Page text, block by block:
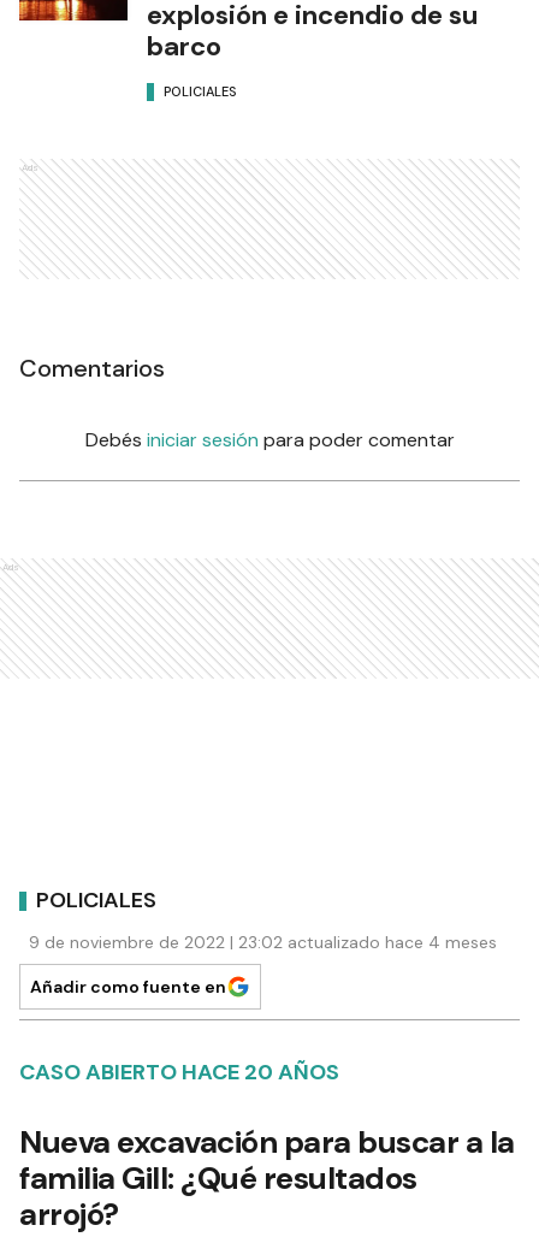
explosión e incendio de su
barco
POLICIALES
Ads
Comentarios
Debés iniciar sesión para poder comentar
Ads
POLICIALES
9 de noviembre de 2022 | 23:02 actualizado hace 4 meses
Añadir como fuente en
CASO ABIERTO HACE 20 AÑOS
Nueva excavación para buscar a la
familia Gill: ¿Qué resultados
arrojó?